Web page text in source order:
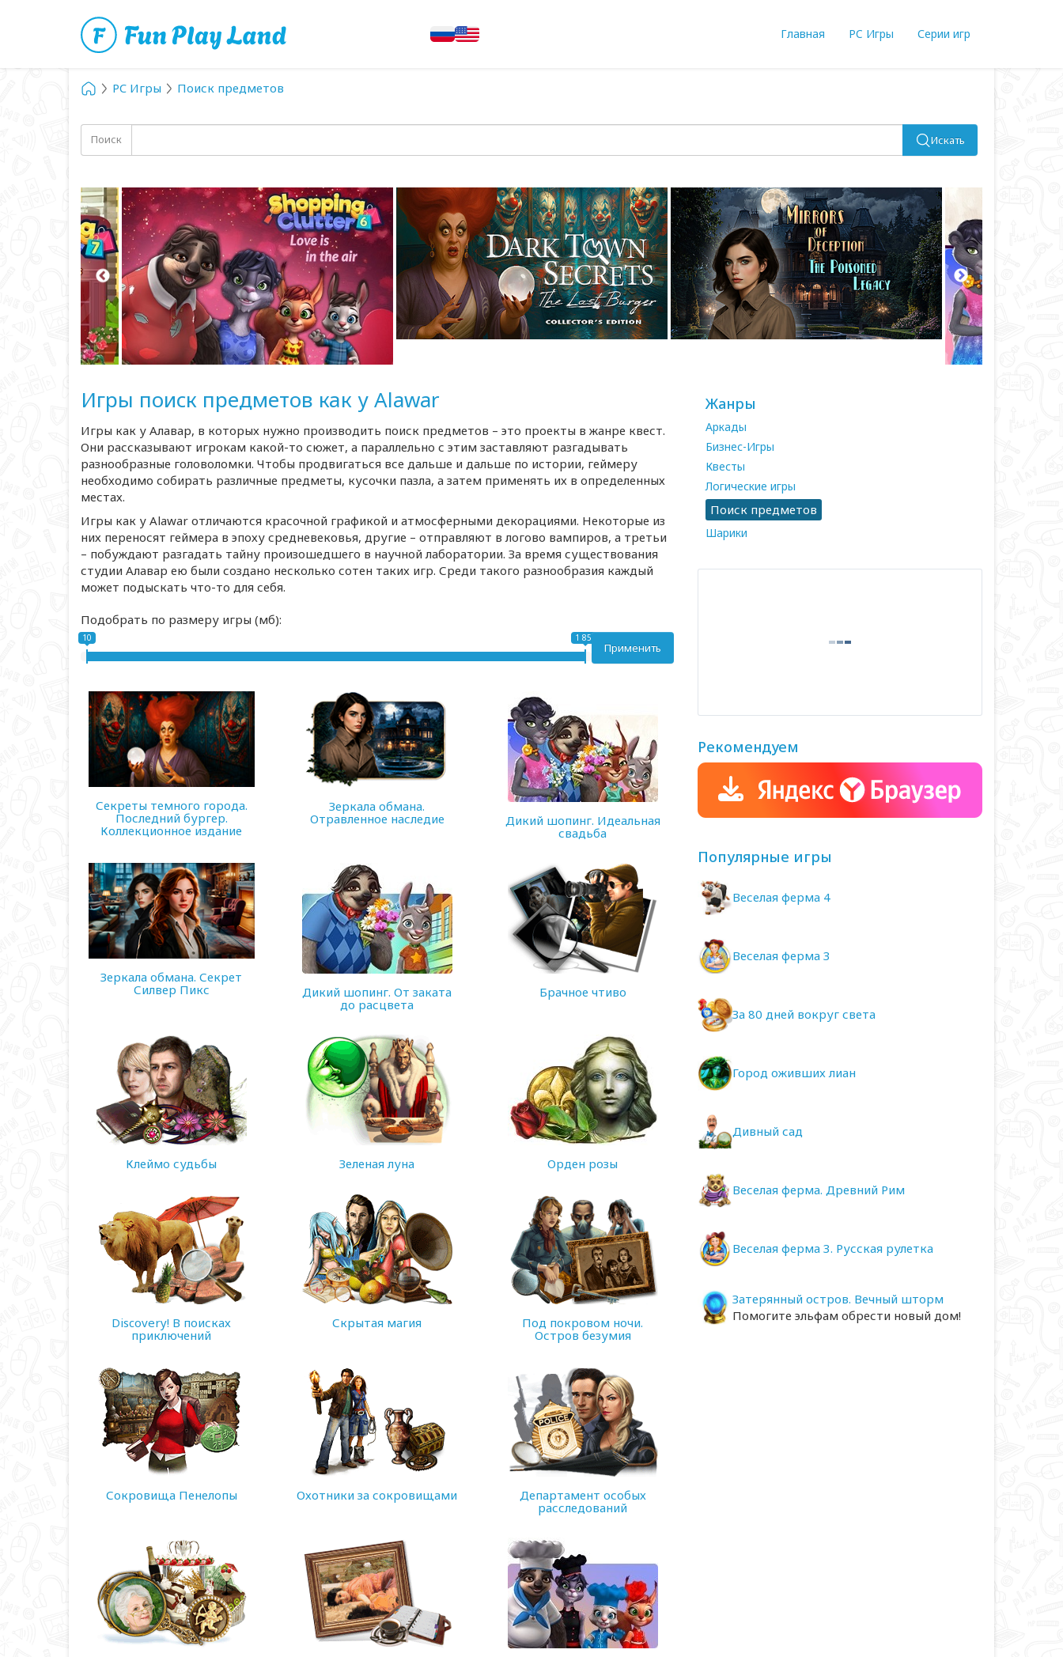
Главная PC Игры Серии игр
PC Игры Поиск предметов
Поиск Искать
Игры поиск предметов как у Alawar
Игры как у Алавар, в которых нужно производить поиск предметов – это проекты в жанре квест.
Они рассказывают игрокам какой-то сюжет, а параллельно с этим заставляют разгадывать
разнообразные головоломки. Чтобы продвигаться все дальше и дальше по истории, геймеру
необходимо собирать различные предметы, кусочки пазла, а затем применять их в определенных
местах.
Игры как у Alawar отличаются красочной графикой и атмосферными декорациями. Некоторые из
них переносят геймера в эпоху средневековья, другие – отправляют в логово вампиров, а третьи
– побуждают разгадать тайну произошедшего в научной лаборатории. За время существования
студии Алавар ею были создано несколько сотен таких игр. Среди такого разнообразия каждый
может подыскать что-то для себя.
Подобрать по размеру игры (мб):
10 1 858
Секреты темного города.
Последний бургер.
Коллекционное издание
592 MB
Зеркала обмана.
Отравленное наследие
271 MB
Дикий шопинг. Идеальная
свадьба
182 MB
Зеркала обмана. Секрет
Силвер Пикс
265 MB
Дикий шопинг. От заката
до расцвета
194 MB
Брачное чтиво
Клеймо судьбы
152 MB
Зеленая луна
180 MB
Орден розы
366 MB
Discovery! В поисках
приключений
90 MB
Скрытая магия
66 MB
Под покровом ночи.
Остров безумия
234 MB
Сокровища Пенелопы Охотники за сокровищами
114 MB
Департамент особых
расследований
132 MB
Жанры
Аркады
Бизнес-Игры
Квесты
Логические игры
Поиск предметов
Шарики
Рекомендуем
Популярные игры
Веселая ферма 4
Веселая ферма 3
За 80 дней вокруг света
Город оживших лиан
Дивный сад
Веселая ферма. Древний Рим
Веселая ферма 3. Русская рулетка
Затерянный остров. Вечный шторм
Помогите эльфам обрести новый дом!